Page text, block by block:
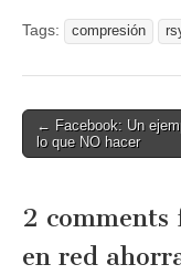
Facebook. Yo, como
muchos sabéis ya
Tags: compresión
Post
navigation
← Facebook: Un
lo que NO hacer
2 comments
en red